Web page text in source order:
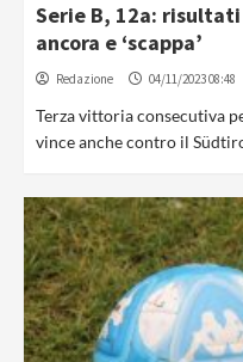
Serie B, 12a:
ancora e ‘scappa’
Redazione 04/11/2023 08:48
Terza vittoria consecutiva
vince anche contro il